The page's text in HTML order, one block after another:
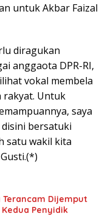
untuk Akbar Faizal
diragukan
anggaota DPR-RI,
vokal membela
rakyat. Untuk
saya
disini bersatuki
satu wakil kita
Terancam Dijemput
Penyidik